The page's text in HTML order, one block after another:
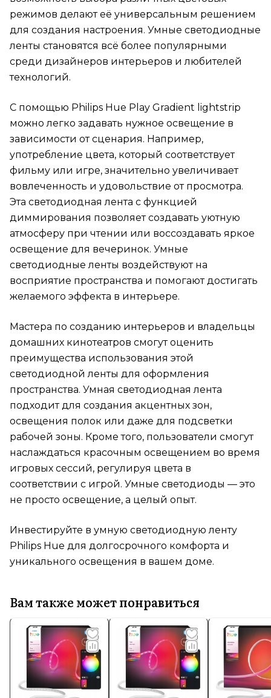
режимов делают её универсальным решением
для создания настроения. Умные светодиодные
ленты становятся всё более популярными
среди дизайнеров интерьеров и любителей
технологий.
С помощью Philips Hue Play Gradient lightstrip
можно легко задавать нужное освещение в
зависимости от сценария. Например,
употребление цвета, который соответствует
фильму или игре, значительно увеличивает
вовлеченность и удовольствие от просмотра.
Эта светодиодная лента с функцией
диммирования позволяет создавать уютную
атмосферу при чтении или воссоздавать яркое
освещение для вечеринок. Умные
светодиодные ленты воздействуют на
восприятие пространства и помогают достигать
желаемого эффекта в интерьере.
Мастера по созданию интерьеров и владельцы
домашних кинотеатров смогут оценить
преимущества использования этой
светодиодной ленты для оформления
пространства. Умная светодиодная лента
подходит для создания акцентных зон,
освещения полок или даже для подсветки
рабочей зоны. Кроме того, пользователи смогут
наслаждаться красочным освещением во время
игровых сессий, регулируя цвета в
соответствии с игрой. Умные светодиоды — это
не просто освещение, а целый опыт.
Инвестируйте в умную светодиодную ленту
Philips Hue для долгосрочного комфорта и
уникального освещения в вашем доме.
Вам также может понравиться